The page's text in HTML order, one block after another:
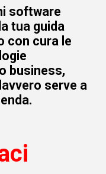
software
tua guida
con cura le
business,
serve a